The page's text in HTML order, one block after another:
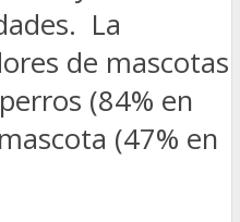
La
de mascotas
(84% en
(47% en